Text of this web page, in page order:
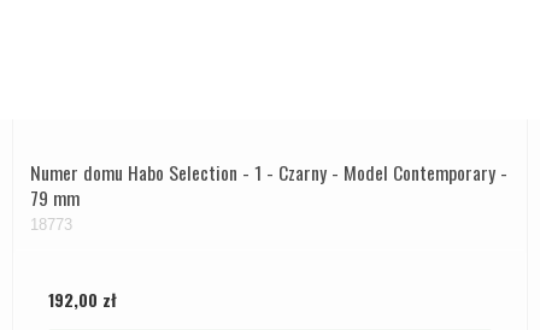
Numer domu Habo Selection - 1 - Czarny - Model Contemporary -
79 mm
18773
192,00 zł